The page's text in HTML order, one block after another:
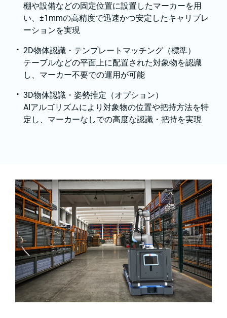
棚や設備などの固定位置に設置したマーカーを用
い、±1mmの高精度で迅速かつ安定したキャリブレ
ーションを実現
2D物体認識・テンプレートマッチング（標準）
テーブルなどの平面上に配置された対象物を認識
し、マーカー不要での運用が可能
3D物体認識・姿勢推定（オプション）
AIアルゴリズムにより対象物の位置や把持方法を特
定し、マーカーなしでの高度な認識・把持を実現